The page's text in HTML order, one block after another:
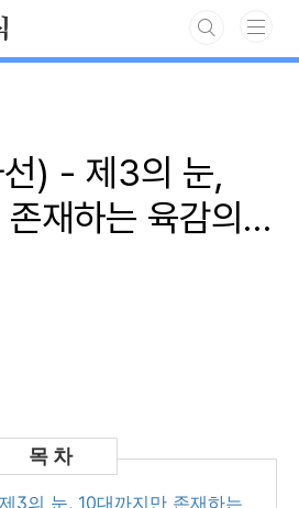
) - 제3의 눈,
재하는 육감의
3의 눈, 10대까지만 존재하는